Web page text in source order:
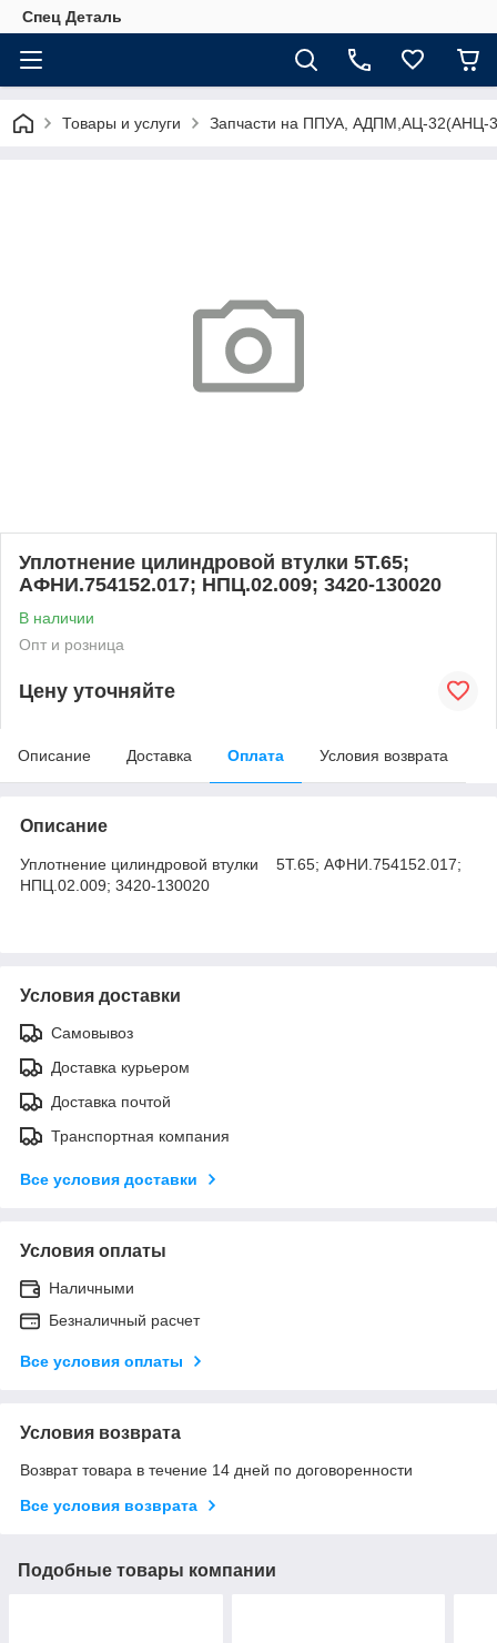
Спец Деталь
Товары и услуги Запчасти на ППУА, АДПМ,АЦ-32(АНЦ-
Уплотнение цилиндровой втулки 5Т.65;
АФНИ.754152.017; НПЦ.02.009; 3420-130020
В наличии
Опт и розница
Цену уточняйте
Описание Доставка Оплата Условия возврата
Описание
Уплотнение цилиндровой втулки 5Т.65; АФНИ.754152.017;
НПЦ.02.009; 3420-130020
Условия доставки
Самовывоз
Доставка курьером
Доставка почтой
Транспортная компания
Все условия доставки
Условия оплаты
Наличными
Безналичный расчет
Все условия оплаты
Условия возврата
Возврат товара в течение 14 дней по договоренности
Все условия возврата
Подобные товары компании